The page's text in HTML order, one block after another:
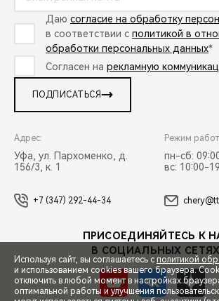
Даю согласие на обработку
в соответствии с политикой в
обработки персональных данных*
Согласен на рекламную
ПОДПИСАТЬСЯ
Адрес:
Уфа, ул. Пархоменко, д.
156/3, к. 1
Режим
пн-сб:
вс: 10:00-
+7 (347) 292-44-34
ПРИСОЕДИНЯЙТЕСЬ К
В СОЦИАЛЬНЫХ
Используя сайт, вы соглашаетесь с политикой
и использованием cookies вашего браузера.
отключить в любой момент в настройках
оптимальной работы и улучшения